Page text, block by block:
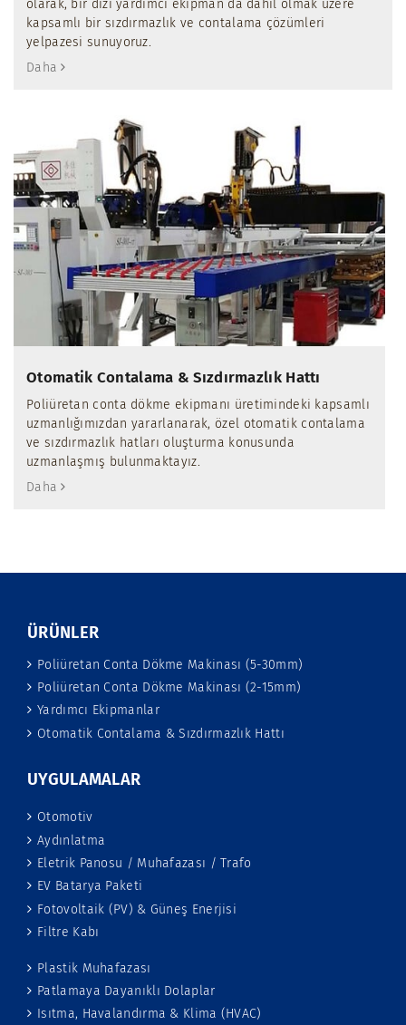
olarak, bir dizi yardımcı ekipman da dahil olmak üzere
kapsamlı bir sızdırmazlık ve contalama çözümleri
yelpazesi sunuyoruz.
Daha
Otomatik Contalama & Sızdırmazlık Hattı
Poliüretan conta dökme ekipmanı üretimindeki kapsamlı
uzmanlığımızdan yararlanarak, özel otomatik contalama
ve sızdırmazlık hatları oluşturma konusunda
uzmanlaşmış bulunmaktayız.
Daha
ÜRÜNLER
Poliüretan Conta Dökme Makinası (5-30mm)
Poliüretan Conta Dökme Makinası (2-15mm)
Yardımcı Ekipmanlar
Otomatik Contalama & Sızdırmazlık Hattı
UYGULAMALAR
Otomotiv
Aydınlatma
Eletrik Panosu / Muhafazası / Trafo
EV Batarya Paketi
Fotovoltaik (PV) & Güneş Enerjisi
Filtre Kabı
Plastik Muhafazası
Patlamaya Dayanıklı Dolaplar
Isıtma, Havalandırma & Klima (HVAC)